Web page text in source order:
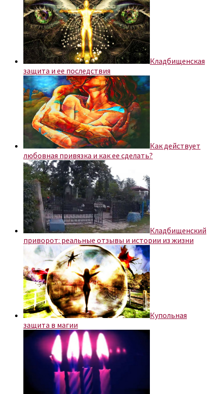
Кладбищенская
защита и ее последствия
Как действует
любовная привязка и как ее сделать?
Кладбищенский
приворот: реальные отзывы и истории из жизни
Купольная
защита в магии